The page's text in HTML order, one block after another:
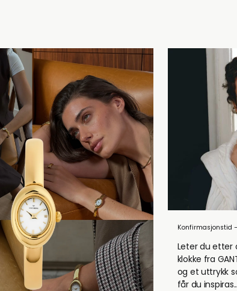
Konfirmasjonstid
Leter du etter
klokke fra
og et uttrykk
får du